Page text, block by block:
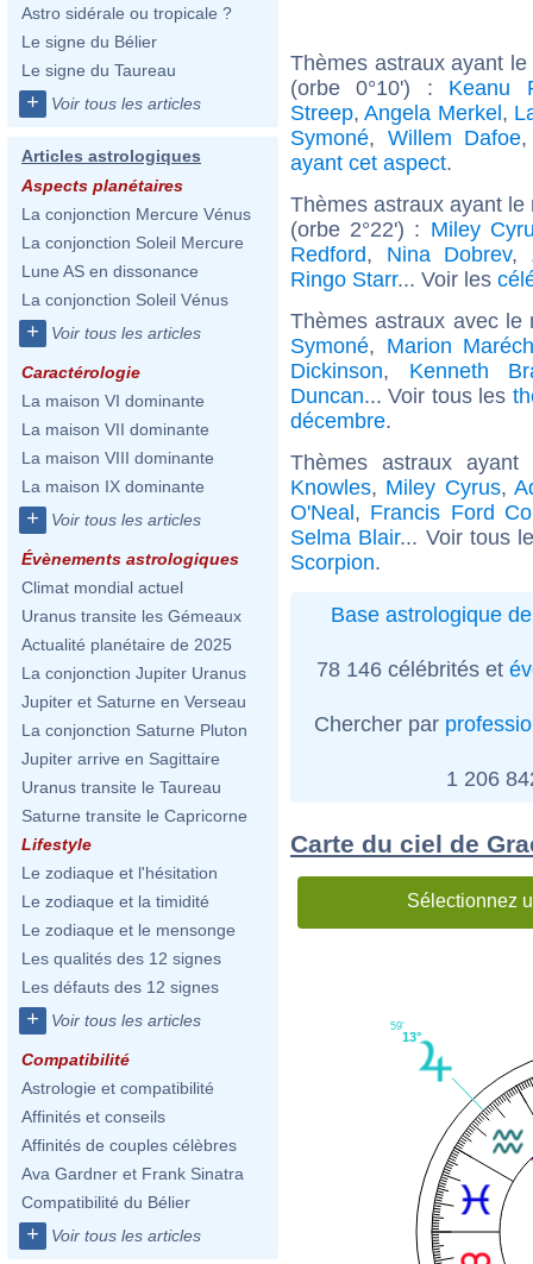
Astro sidérale ou tropicale ?
Le signe du Bélier
Le signe du Taureau
+ Voir tous les articles
Articles astrologiques
Aspects planétaires
La conjonction Mercure Vénus
La conjonction Soleil Mercure
Lune AS en dissonance
La conjonction Soleil Vénus
+ Voir tous les articles
Caractérologie
La maison VI dominante
La maison VII dominante
La maison VIII dominante
La maison IX dominante
+ Voir tous les articles
Évènements astrologiques
Climat mondial actuel
Uranus transite les Gémeaux
Actualité planétaire de 2025
La conjonction Jupiter Uranus
Jupiter et Saturne en Verseau
La conjonction Saturne Pluton
Jupiter arrive en Sagittaire
Uranus transite le Taureau
Saturne transite le Capricorne
Lifestyle
Le zodiaque et l'hésitation
Le zodiaque et la timidité
Le zodiaque et le mensonge
Les qualités des 12 signes
Les défauts des 12 signes
+ Voir tous les articles
Compatibilité
Astrologie et compatibilité
Affinités et conseils
Affinités de couples célèbres
Ava Gardner et Frank Sinatra
Compatibilité du Bélier
+ Voir tous les articles
Thèmes astraux ayant
(orbe 0°10') : Keanu
Streep,Angela Merkel,
Symoné, Willem Dafoe
ayant cet aspect.
Thèmes astraux ayant
(orbe 2°22') : Miley
Redford, Nina Dobrev,
Ringo Starr... Voir les
Thèmes astraux avec
Symoné, Marion
Dickinson, Kenneth
Duncan... Voir tous les
décembre.
Thèmes astraux
Knowles, Miley Cyrus,
O'Neal, Francis Ford
Selma Blair... Voir tous
Scorpion.
Base astrologique
78 146 célébrités et
Chercher par
1 206
Carte du ciel de
Sélectionnez
13°
59'